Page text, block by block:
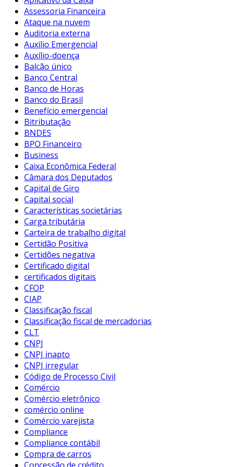
Assessoria Financeira
Ataque na nuvem
Auditoria externa
Auxílio Emergencial
Auxílio-doença
Balcão único
Banco Central
Banco de Horas
Banco do Brasil
Benefício emergencial
Bitributação
BNDES
BPO Financeiro
Business
Caixa Econômica Federal
Câmara dos Deputados
Capital de Giro
Capital social
Características societárias
Carga tributária
Carteira de trabalho digital
Certidão Positiva
Certidões negativa
Certificado digital
certificados digitais
CFOP
CIAP
Classificação fiscal
Classificação fiscal de mercadorias
CLT
CNPJ
CNPJ inapto
CNPJ irregular
Código de Processo Civil
Comércio
Comércio eletrônico
comércio online
Comércio varejista
Compliance
Compliance contábil
Compra de carros
Concessão de crédito